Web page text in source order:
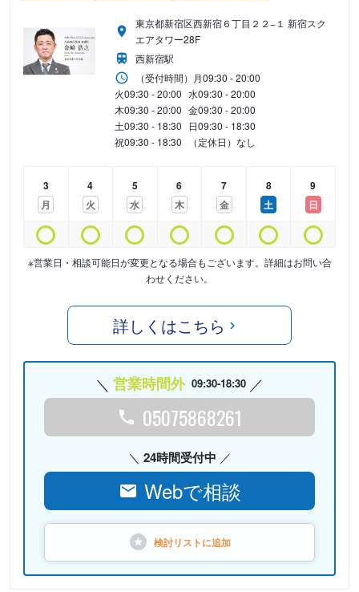
東京都新宿区西新宿６丁目２２−１ 新宿スク
エアタワー28F
西新宿駅
（受付時間） 月09:30 - 20:00
火09:30 - 20:00 水09:30 - 20:00
木09:30 - 20:00 金09:30 - 20:00
土09:30 - 18:30 日09:30 - 18:30
祝09:30 - 18:30 （定休日）なし
3
月
4
火
5
水
6
木
7
金
8
土
9
日
※営業日・相談可能日が変更となる場合もございます。詳細はお問い合
わせください。
詳しくはこちら
営業時間外 09:30-18:30
05075868261
24時間受付中
Webで相談
検討リストに追加